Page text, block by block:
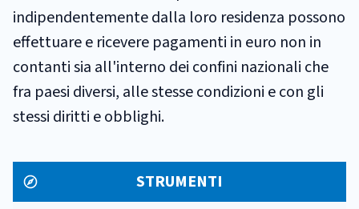
indipendentemente dalla loro residenza possono
effettuare e ricevere pagamenti in euro non in
contanti sia all'interno dei confini nazionali che
fra paesi diversi, alle stesse condizioni e con gli
stessi diritti e obblighi.
STRUMENTI